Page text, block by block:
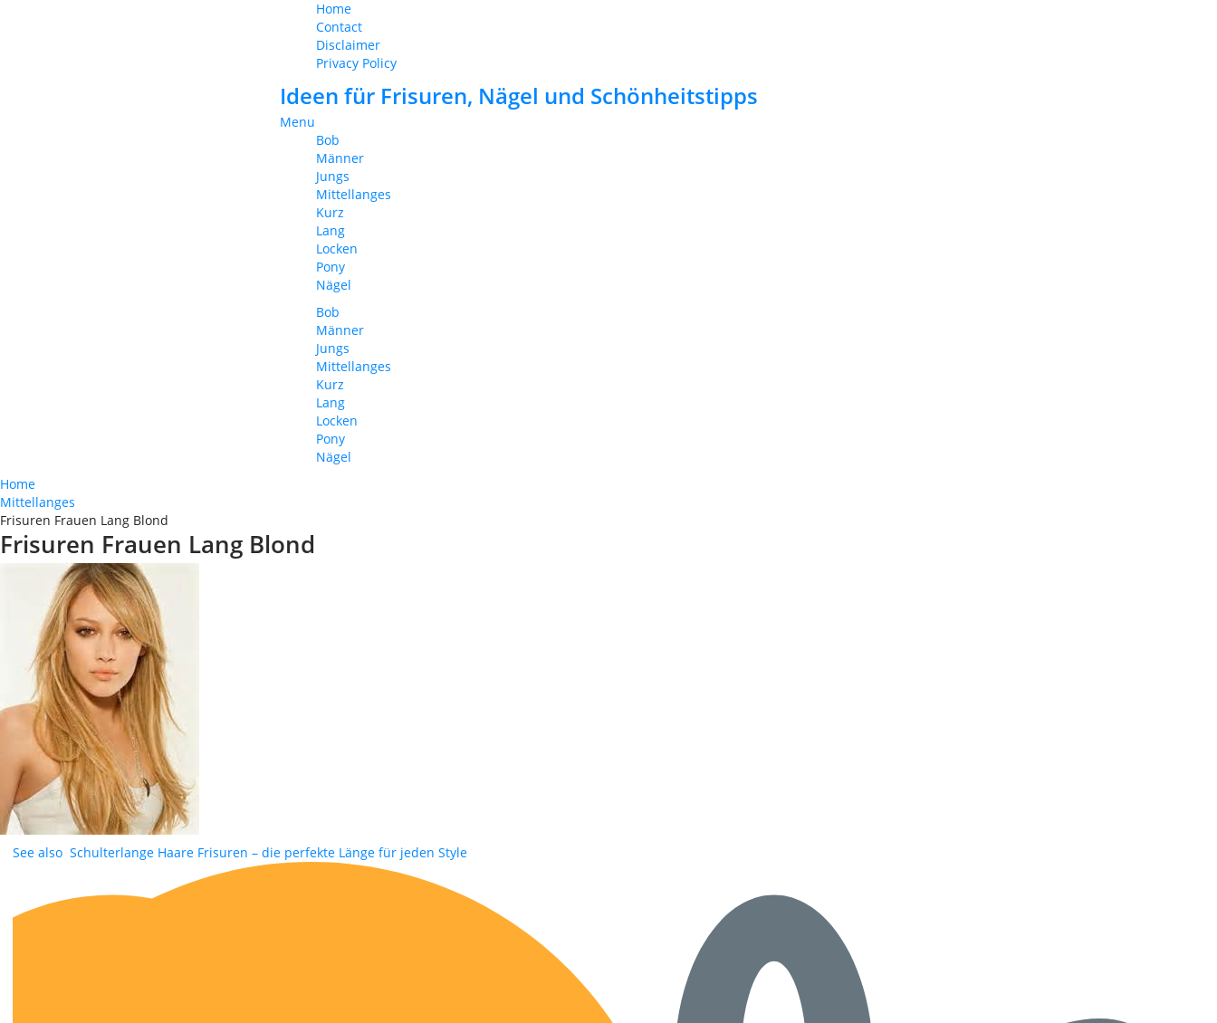
Home
Contact
Disclaimer
Privacy Policy
Ideen für Frisuren, Nägel und Schönheitstipps
Menu
Bob
Männer
Jungs
Mittellanges
Kurz
Lang
Locken
Pony
Nägel
Bob
Männer
Jungs
Mittellanges
Kurz
Lang
Locken
Pony
Nägel
Home
Mittellanges
Frisuren Frauen Lang Blond
Frisuren Frauen Lang Blond
See also Schulterlange Haare Frisuren – die perfekte Länge für jeden Style